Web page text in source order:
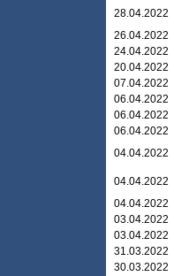
28.04.2022
26.04.2022
24.04.2022
20.04.2022
07.04.2022
06.04.2022
06.04.2022
06.04.2022
04.04.2022
04.04.2022
04.04.2022
03.04.2022
03.04.2022
31.03.2022
30.03.2022